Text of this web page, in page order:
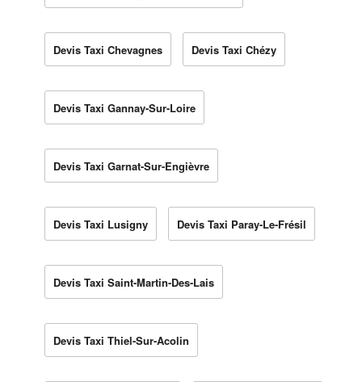
Devis Taxi Chevagnes Devis Taxi Chézy
Devis Taxi Gannay-Sur-Loire
Devis Taxi Garnat-Sur-Engièvre
Devis Taxi Lusigny Devis Taxi Paray-Le-Frésil
Devis Taxi Saint-Martin-Des-Lais
Devis Taxi Thiel-Sur-Acolin